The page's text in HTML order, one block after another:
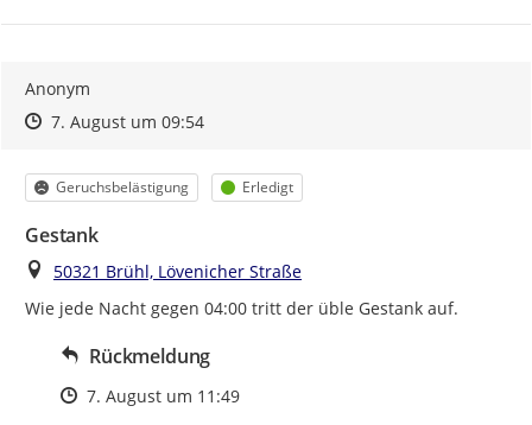
Anonym
Zeitpunkt des Erstellens
Zeitpunkt des Erstellens
7. August um 09:54Zur Äußerung
Kategorie
Geruchsbelästigung Status
Erledigt
Gestank
Ort
50321 Brühl, Lövenicher Straße
Wie jede Nacht gegen 04:00 tritt der üble Gestank auf.
Rückmeldung
Zeitpunkt des Erstellens
7. August um 11:49